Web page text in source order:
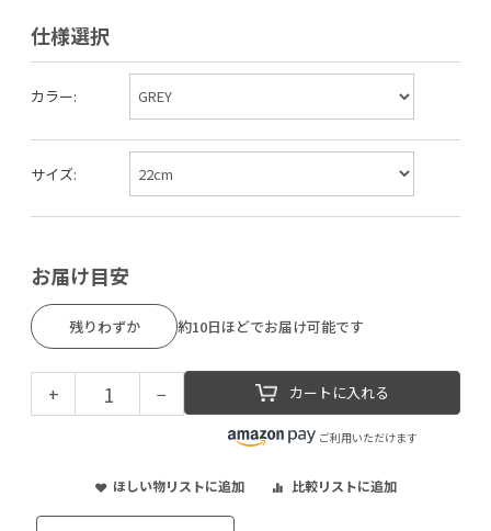
仕様選択
カラー:
サイズ:
お届け目安
残りわずか 約10日ほどでお届け可能です
+ − カートに入れる
ご利用いただけます
ほしい物リストに追加 比較リストに追加